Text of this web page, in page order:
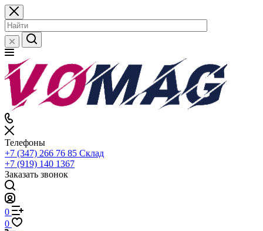
Телефоны
+7 (347) 266 76 85 Склад
+7 (919) 140 1367
Заказать звонок
0
0